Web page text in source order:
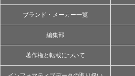
ブランド・メーカー一覧
編集部
著作権と転載について